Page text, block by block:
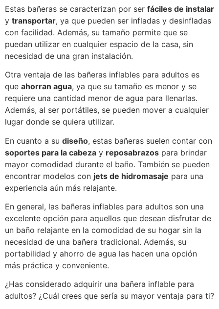
Estas bañeras se caracterizan por ser fáciles de instalar
y transportar, ya que pueden ser infladas y desinfladas
con facilidad. Además, su tamaño permite que se
puedan utilizar en cualquier espacio de la casa, sin
necesidad de una gran instalación.
Otra ventaja de las bañeras inflables para adultos es
que ahorran agua, ya que su tamaño es menor y se
requiere una cantidad menor de agua para llenarlas.
Además, al ser portátiles, se pueden mover a cualquier
lugar donde se quiera utilizar.
En cuanto a su diseño, estas bañeras suelen contar con
soportes para la cabeza y reposabrazos para brindar
mayor comodidad durante el baño. También se pueden
encontrar modelos con jets de hidromasaje para una
experiencia aún más relajante.
En general, las bañeras inflables para adultos son una
excelente opción para aquellos que desean disfrutar de
un baño relajante en la comodidad de su hogar sin la
necesidad de una bañera tradicional. Además, su
portabilidad y ahorro de agua las hacen una opción
más práctica y conveniente.
¿Has considerado adquirir una bañera inflable para
adultos? ¿Cuál crees que sería su mayor ventaja para ti?